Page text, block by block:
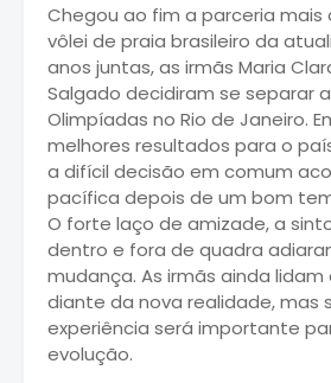
Chegou ao fim a parceria mais
vôlei de praia brasileiro da
anos juntas, as irmãs Maria
Salgado decidiram se separar
Olimpíadas no Rio de Janeiro.
melhores resultados para o
a difícil decisão em comum
pacífica depois de um bom
O forte laço de amizade, a
dentro e fora de quadra
mudança. As irmãs ainda
diante da nova realidade, mas
experiência será importante
evolução.